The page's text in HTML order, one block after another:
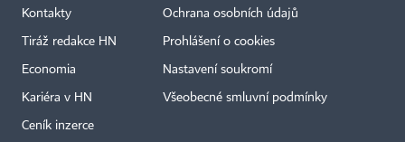
Kontakty
Tiráž redakce HN
Economia
Kariéra v HN
Ceník inzerce
Ochrana osobních údajů
Prohlášení o cookies
Nastavení soukromí
Všeobecné smluvní podmínky